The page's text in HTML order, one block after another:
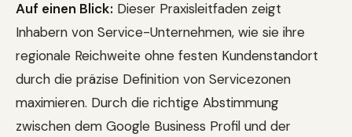
Auf einen Blick: Dieser Praxisleitfaden zeigt
Inhabern von Service-Unternehmen, wie sie ihre
regionale Reichweite ohne festen Kundenstandort
durch die präzise Definition von Servicezonen
maximieren. Durch die richtige Abstimmung
zwischen dem Google Business Profil und der